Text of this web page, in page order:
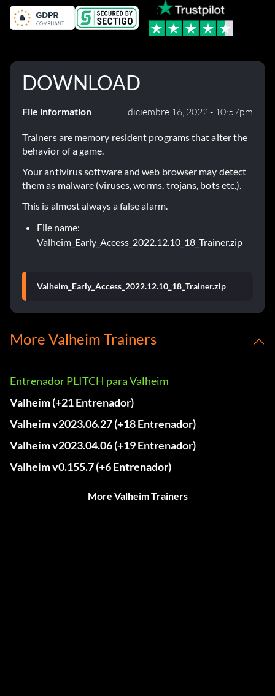
DOWNLOAD
File information diciembre 16, 2022 - 10:57pm
Trainers are memory resident programs that alter the
behavior of a game.
Your antivirus software and web browser may detect
them as malware (viruses, worms, trojans, bots etc.).
This is almost always a false alarm.
File name:
Valheim_Early_Access_2022.12.10_18_Trainer.zip
Valheim_Early_Access_2022.12.10_18_Trainer.zip
More Valheim Trainers
Entrenador PLITCH para Valheim
Valheim (+21 Entrenador)
Valheim v2023.06.27 (+18 Entrenador)
Valheim v2023.04.06 (+19 Entrenador)
Valheim v0.155.7 (+6 Entrenador)
More Valheim Trainers